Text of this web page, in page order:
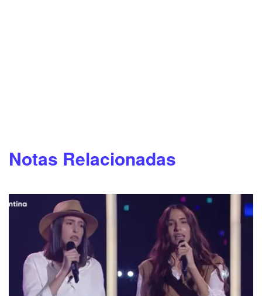
Notas Relacionadas